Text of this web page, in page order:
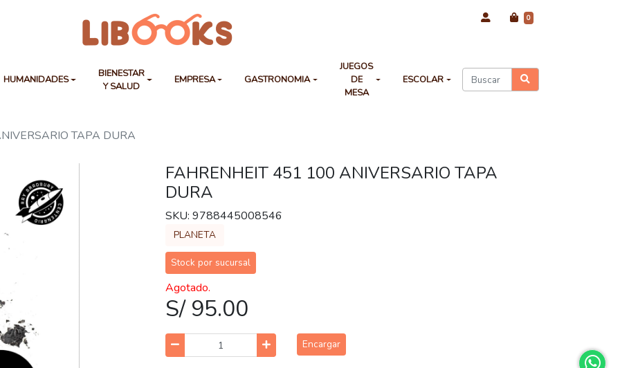
0
HUMANIDADES
BIENESTAR
Y SALUD
EMPRESA GASTRONOMIA
JUEGOS
DE
MESA
ESCOLAR
TAPA DURA
FAHRENHEIT 451 100 ANIVERSARIO TAPA
DURA
SKU: 9788445008546
PLANETA
Stock por sucursal
Agotado.
S/ 95.00
Encargar